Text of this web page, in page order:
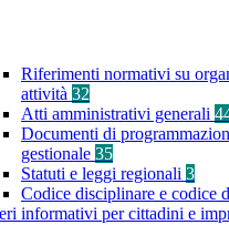
Riferimenti normativi su
attività 32
Atti amministrativi generali
Documenti di
gestionale 35
Statuti e leggi regionali 3
Codice disciplinare e codice
informativi per cittadini e